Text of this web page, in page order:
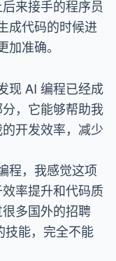
来接手的程序员
成代码的时候进
准确。
现 AI 编程已经成
，它能够帮助我
开发效率，减少
程，我感觉这项
率提升和代码质
多国外的招聘
技能，完全不能